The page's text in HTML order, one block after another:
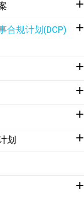
合规计划(DCP)
划